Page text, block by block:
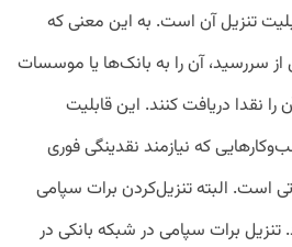
تنزیل آن است. به این معنی که
از سررسید، آن را به بانک‌ها یا موسسات
نقدا دریافت کنند. این قابلیت
که نیازمند نقدینگی فوری
است. البته تنزیل‌کردن برات سپامی
برات سپامی در شبکه بانکی در